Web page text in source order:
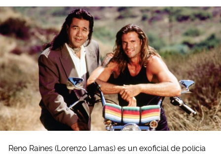
Reno Raines (Lorenzo Lamas) es un exoficial de policía